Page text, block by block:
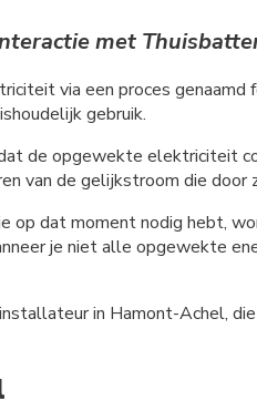
met
via een proces
gebruik.
de opgewekte elektriciteit
van de gelijkstroom die door
op dat moment nodig hebt,
je niet alle opgewekte
in Hamont-Achel,